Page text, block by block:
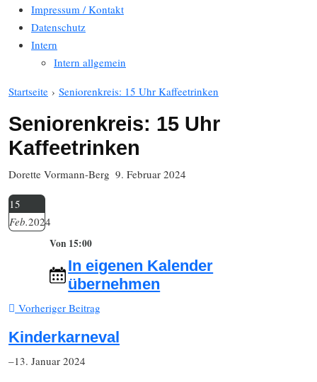
Impressum / Kontakt
Datenschutz
Intern
Intern allgemein
Startseite › Seniorenkreis: 15 Uhr Kaffeetrinken
Seniorenkreis: 15 Uhr
Kaffeetrinken
Dorette Vormann-Berg 9. Februar 2024
15
Feb.2024
Von 15:00
In eigenen Kalender
übernehmen
Vorheriger Beitrag
Kinderkarneval
–13. Januar 2024